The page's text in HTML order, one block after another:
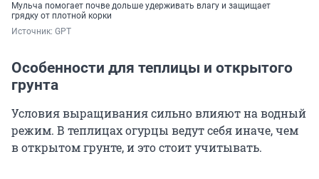
Мульча помогает почве дольше удерживать влагу и защищает
грядку от плотной корки
Источник: GPT
Особенности для теплицы и открытого
грунта
Условия выращивания сильно влияют на водный
режим. В теплицах огурцы ведут себя иначе, чем
в открытом грунте, и это стоит учитывать.